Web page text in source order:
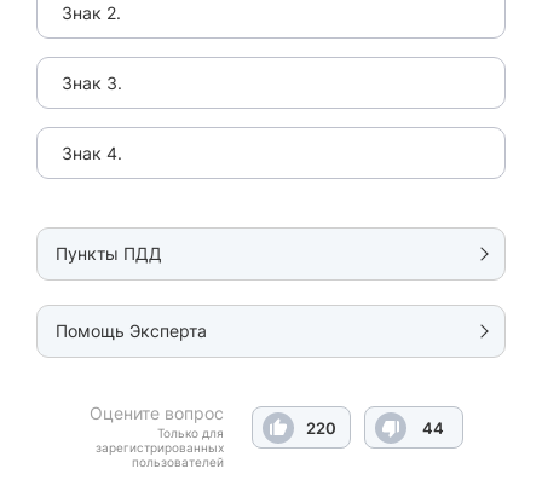
Знак 2.
Знак 3.
Знак 4.
Пункты ПДД
Помощь Эксперта
Оцените вопрос
Только для
зарегистрированных
пользователей
220 44